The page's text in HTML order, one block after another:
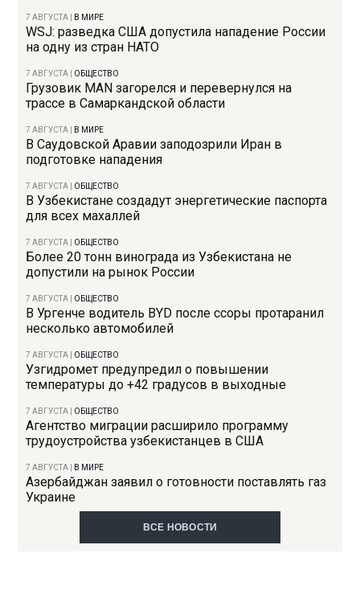
7 АВГУСТА В МИРЕ
WSJ: разведка США допустила нападение России
на одну из стран НАТО
7 АВГУСТА ОБЩЕСТВО
Грузовик MAN загорелся и перевернулся на
трассе в Самаркандской области
7 АВГУСТА В МИРЕ
В Саудовской Аравии заподозрили Иран в
подготовке нападения
7 АВГУСТА ОБЩЕСТВО
В Узбекистане создадут энергетические паспорта
для всех махаллей
7 АВГУСТА ОБЩЕСТВО
Более 20 тонн винограда из Узбекистана не
допустили на рынок России
7 АВГУСТА ОБЩЕСТВО
В Ургенче водитель BYD после ссоры протаранил
несколько автомобилей
7 АВГУСТА ОБЩЕСТВО
Узгидромет предупредил о повышении
температуры до +42 градусов в выходные
7 АВГУСТА ОБЩЕСТВО
Агентство миграции расширило программу
трудоустройства узбекистанцев в США
7 АВГУСТА В МИРЕ
Азербайджан заявил о готовности поставлять газ
Украине
ВСЕ НОВОСТИ